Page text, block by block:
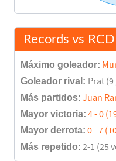
Records vs
Máximo goleador:
Goleador rival: Prat (9
Más partidos: Juan
Mayor victoria: 4 - 0
Mayor derrota: 0 - 7
Más repetido: 2-1 (25